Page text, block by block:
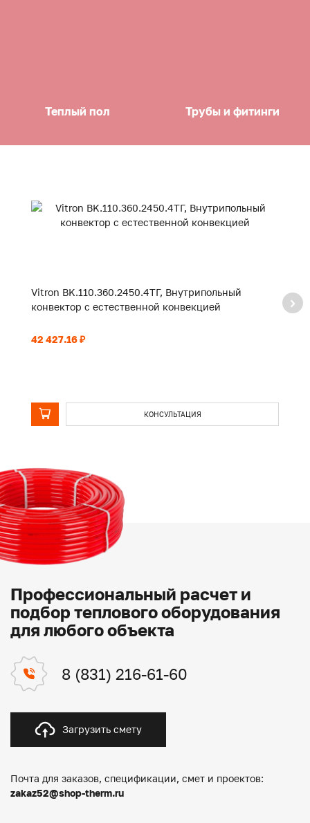
Теплый пол Трубы и фитинги
Vitron BK.110.360.2450.4ТГ, Внутрипольный
конвектор с естественной конвекцией
42 427.16 ₽
КОНСУЛЬТАЦИЯ
Профессиональный расчет и
подбор теплового оборудования
для любого объекта
8 (831) 216-61-60
Загрузить смету
Почта для заказов, спецификации, смет и проектов:
zakaz52@shop-therm.ru